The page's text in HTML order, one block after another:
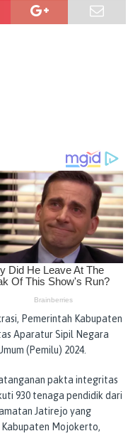
Pemerintah Kabupaten
Aparatur Sipil Negara
(Pemilu) 2024.
pakta integritas
930 tenaga pendidik dari
Jatirejo yang
Kabupaten Mojokerto,